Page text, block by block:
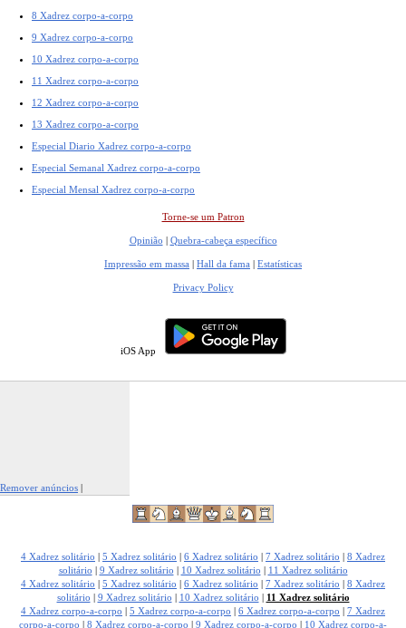
8 Xadrez corpo-a-corpo
9 Xadrez corpo-a-corpo
10 Xadrez corpo-a-corpo
11 Xadrez corpo-a-corpo
12 Xadrez corpo-a-corpo
13 Xadrez corpo-a-corpo
Especial Diario Xadrez corpo-a-corpo
Especial Semanal Xadrez corpo-a-corpo
Especial Mensal Xadrez corpo-a-corpo
Torne-se um Patron
Opinião | Quebra-cabeça específico
Impressão em massa | Hall da fama | Estatísticas
Privacy Policy
iOS App
Remover anúncios |
4 Xadrez solitário | 5 Xadrez solitário | 6 Xadrez solitário | 7 Xadrez solitário | 8 Xadrez
solitário | 9 Xadrez solitário | 10 Xadrez solitário | 11 Xadrez solitário
4 Xadrez solitário | 5 Xadrez solitário | 6 Xadrez solitário | 7 Xadrez solitário | 8 Xadrez
solitário | 9 Xadrez solitário | 10 Xadrez solitário | 11 Xadrez solitário
4 Xadrez corpo-a-corpo | 5 Xadrez corpo-a-corpo | 6 Xadrez corpo-a-corpo | 7 Xadrez
corpo-a-corpo | 8 Xadrez corpo-a-corpo | 9 Xadrez corpo-a-corpo | 10 Xadrez corpo-a-